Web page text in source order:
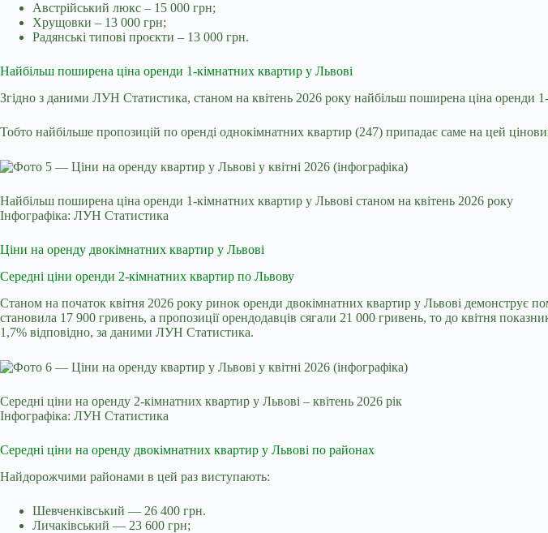
Австрійський люкс – 15 000 грн;
Хрущовки – 13 000 грн;
Радянські типові проєкти – 13 000 грн.
Найбільш поширена ціна оренди 1-кімнатних квартир у Львові
Згідно з даними ЛУН Статистика, станом на квітень 2026 року найбільш поширена ціна оренди
Тобто найбільше пропозицій по оренді однокімнатних квартир (247) припадає саме на цей
Найбільш поширена ціна оренди 1-кімнатних квартир у Львові станом на квітень 2026 року
Інфографіка: ЛУН Статистика
Ціни на оренду двокімнатних квартир у Львові
Середні ціни оренди 2-кімнатних квартир по Львову
Станом на початок квітня 2026 року ринок оренди двокімнатних квартир у Львові демонструє
становила 17 900 гривень, а пропозиції орендодавців сягали 21 000 гривень, то до квітня
1,7% відповідно, за даними ЛУН Статистика.
Середні ціни на оренду 2-кімнатних квартир у Львові – квітень 2026 рік
Інфографіка: ЛУН Статистика
Середні ціни на оренду двокімнатних квартир у Львові по районах
Найдорожчими районами в цей раз виступають:
Шевченківський — 26 400 грн.
Личаківський — 23 600 грн;